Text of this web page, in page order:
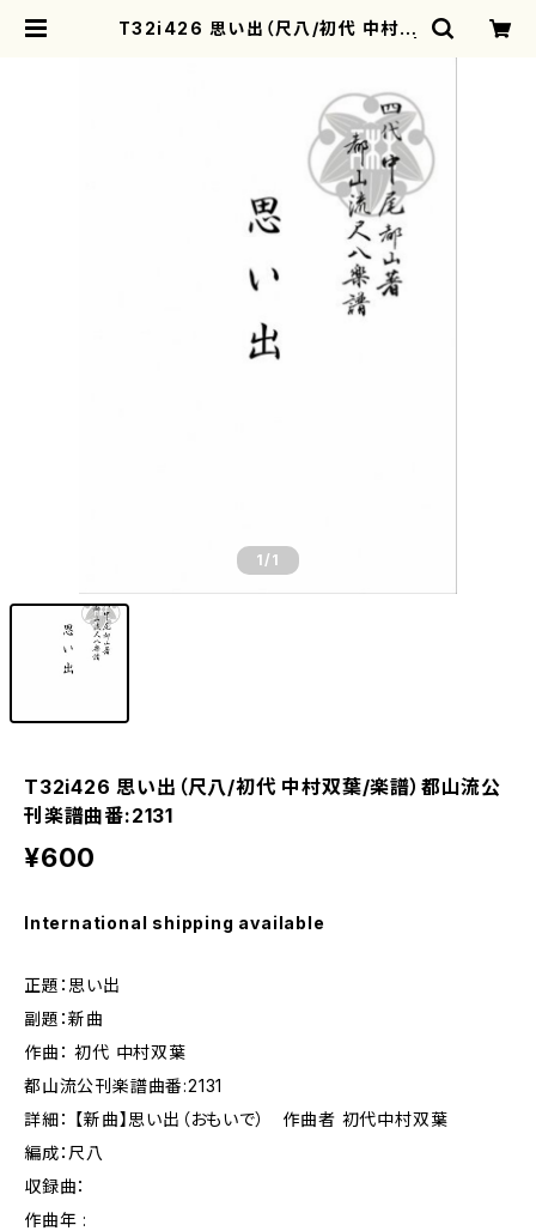
T32i426 思い出（尺八/初代 中村双
1 /1
T32i426 思い出（尺八/初代 中村双葉/楽譜）都山流公
刊楽譜曲番:2131
¥600
International shipping available
正題：思い出
副題：新曲
作曲： 初代 中村双葉
都山流公刊楽譜曲番:2131
詳細： 【新曲】思い出（おもいで） 作曲者 初代中村双葉
編成：尺八
収録曲：
作曲年 :